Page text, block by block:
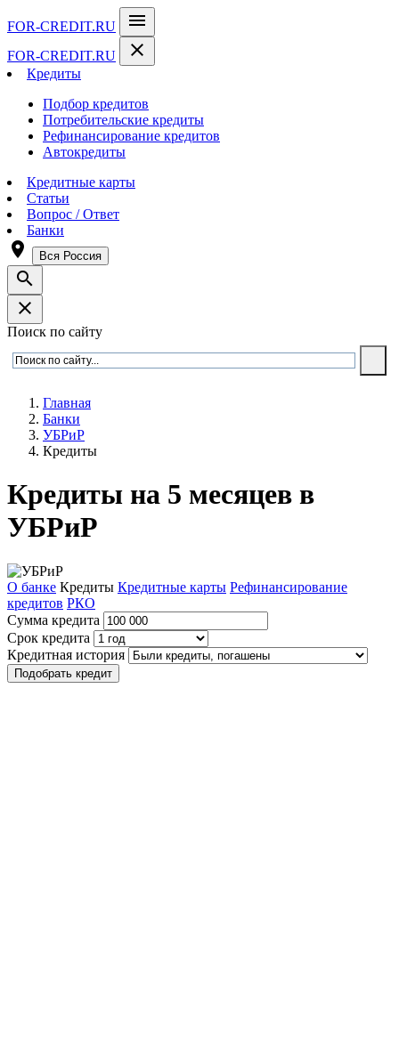
FOR-CREDIT.RU menu
FOR-CREDIT.RU close
Кредиты
Подбор кредитов
Потребительские кредиты
Рефинансирование кредитов
Автокредиты
Кредитные карты
Статьи
Вопрос / Ответ
Банки
room Вся Россия
search
close
Поиск по сайту
Главная
Банки
УБРиР
Кредиты
Кредиты на 5 месяцев в
УБРиР
О банке Кредиты Кредитные карты Рефинансирование
кредитов РКО
Сумма кредита
Срок кредита
Кредитная история
Подобрать кредит